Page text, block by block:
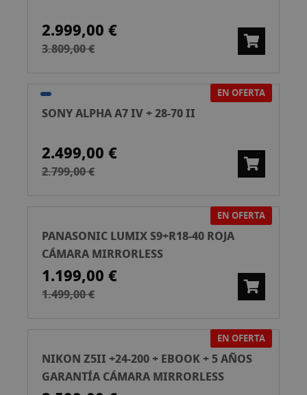
2.999,00 €
3.809,00 €
EN OFERTA
SONY ALPHA A7 IV + 28-70 II
2.499,00 €
2.799,00 €
EN OFERTA
PANASONIC LUMIX S9+R18-40 ROJA
CÁMARA MIRRORLESS
1.199,00 €
1.499,00 €
EN OFERTA
NIKON Z5II +24-200 + EBOOK + 5 AÑOS
GARANTÍA CÁMARA MIRRORLESS